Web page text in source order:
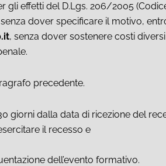
gli effetti del D.Lgs. 206/2005
dover specificare il motivo,
, senza dover sostenere costi
precedente.
giorni dalla data di ricezione del
il recesso e
dell’evento formativo.